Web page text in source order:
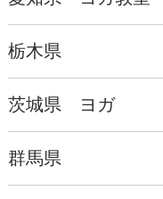
栃木県
茨城県 ヨガ
群馬県